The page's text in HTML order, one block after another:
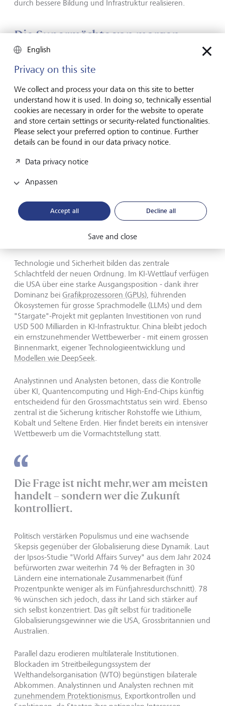
durch bessere Bildung und Infrastruktur realisieren.
Die Supermächte von morgen
Die Kontrolle über industrielle Schlüsselkapazitäten und digitale
© OpenAI
Technologie und Sicherheit bilden das zentrale
Schlachtfeld der neuen Ordnung. Im KI-Wettlauf verfügen
die USA über eine starke Ausgangsposition - dank ihrer
Dominanz bei Grafikprozessoren (GPUs), führenden
Ökosystemen für grosse Sprachmodelle (LLMs) und dem
"Stargate"-Projekt mit geplanten Investitionen von rund
USD 500 Milliarden in KI-Infrastruktur. China bleibt jedoch
ein ernstzunehmender Wettbewerber - mit einem grossen
Binnenmarkt, eigener Technologieentwicklung und
Modellen wie DeepSeek.
Analystinnen und Analysten betonen, dass die Kontrolle
über KI, Quantencomputing und High-End-Chips künftig
entscheidend für den Grossmachtstatus sein wird. Ebenso
zentral ist die Sicherung kritischer Rohstoffe wie Lithium,
Kobalt und Seltene Erden. Hier findet bereits ein intensiver
Wettbewerb um die Vormachtstellung statt.
Die Frage ist nicht mehr, wer am meisten
handelt – sondern wer die Zukunft
kontrolliert.
Politisch verstärken Populismus und eine wachsende
Skepsis gegenüber der Globalisierung diese Dynamik. Laut
der Ipsos-Studie "World Affairs Survey" aus dem Jahr 2024
befürworten zwar weiterhin 74 % der Befragten in 30
Ländern eine internationale Zusammenarbeit (fünf
Prozentpunkte weniger als im Fünfjahresdurchschnitt). 78
% wünschen sich jedoch, dass ihr Land sich stärker auf
sich selbst konzentriert. Das gilt selbst für traditionelle
Globalisierungsgewinner wie die USA, Grossbritannien und
Australien.
Parallel dazu erodieren multilaterale Institutionen.
Blockaden im Streitbeilegungssystem der
Welthandelsorganisation (WTO) begünstigen bilaterale
Abkommen. Analystinnen und Analysten rechnen mit
zunehmendem Protektionismus, Exportkontrollen und
English
Privacy on this site
We collect and process your data on this site to better
understand how it is used. In doing so, technically essential
cookies are necessary in order for the website to operate
and store certain settings or security-related functionalities.
Please select your preferred option to continue. Further
details can be found in our data privacy notice.
Data privacy notice
Anpassen
Accept all Decline all
Save and close